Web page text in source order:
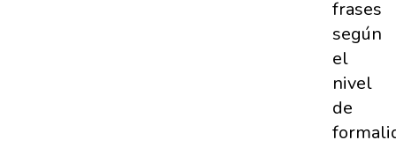
frases
según
el
nivel
de